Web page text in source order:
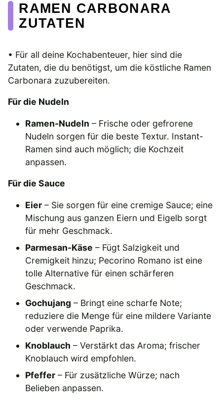
RAMEN CARBONARA
ZUTATEN
• Für all deine Kochabenteuer, hier sind die
Zutaten, die du benötigst, um die köstliche Ramen
Carbonara zuzubereiten.
Für die Nudeln
Ramen-Nudeln – Frische oder gefrorene
Nudeln sorgen für die beste Textur. Instant-
Ramen sind auch möglich; die Kochzeit
anpassen.
Für die Sauce
Eier – Sie sorgen für eine cremige Sauce; eine
Mischung aus ganzen Eiern und Eigelb sorgt
für mehr Geschmack.
Parmesan-Käse – Fügt Salzigkeit und
Cremigkeit hinzu; Pecorino Romano ist eine
tolle Alternative für einen schärferen
Geschmack.
Gochujang – Bringt eine scharfe Note;
reduziere die Menge für eine mildere Variante
oder verwende Paprika.
Knoblauch – Verstärkt das Aroma; frischer
Knoblauch wird empfohlen.
Pfeffer – Für zusätzliche Würze; nach
Belieben anpassen.